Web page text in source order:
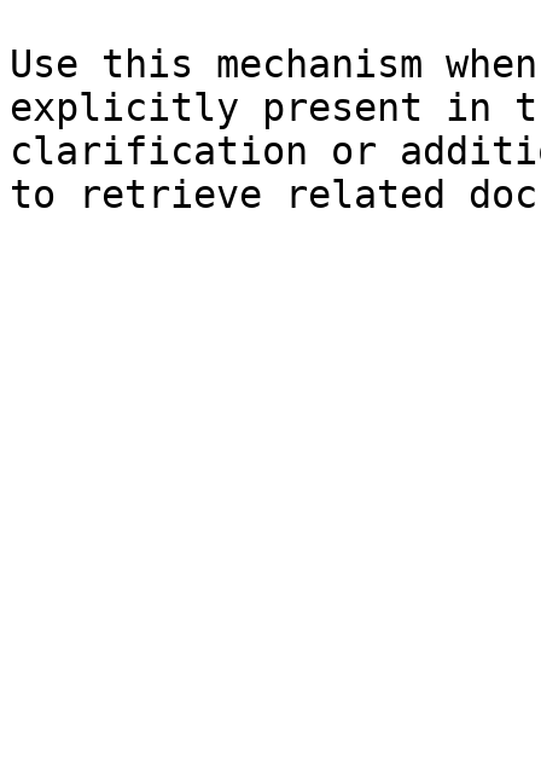
Use this mechanism
explicitly present in
clarification or